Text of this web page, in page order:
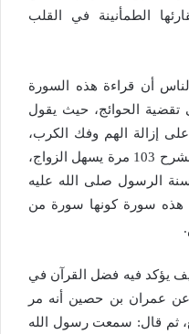
الطمأنينة في القلب
أن قراءة هذه السورة
الحوائج، حيث يقول
مرة يساعد على إزالة الهم وفك الكرب،
كما يقول البعض أن قراءة سورة الشرح 103 مرة يسهل الزواج،
الرسول صلى الله عليه
هذه سورة كونها سورة من
يؤكد فيه فضل القرآن في
عن عمران بن حصين أنه مر
ثم قال: سمعت رسول الله